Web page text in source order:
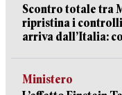
Scontro totale tra
ripristina i
arriva dall’Italia:
Ministero